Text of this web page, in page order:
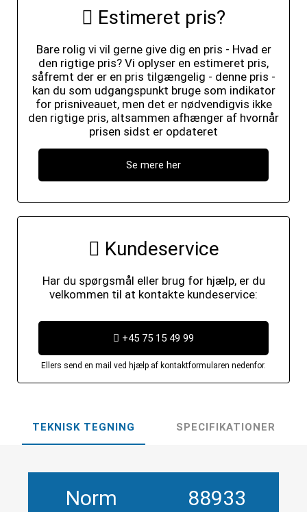
Estimeret pris?
Bare rolig vi vil gerne give dig en pris - Hvad er
den rigtige pris? Vi oplyser en estimeret pris,
såfremt der er en pris tilgængelig - denne pris -
kan du som udgangspunkt bruge som indikator
for prisniveauet, men det er nødvendigvis ikke
den rigtige pris, altsammen afhænger af hvornår
prisen sidst er opdateret
Se mere her
Kundeservice
Har du spørgsmål eller brug for hjælp, er du
velkommen til at kontakte kundeservice:
+45 75 15 49 99
Ellers send en mail ved hjælp af kontaktformularen nedenfor.
TEKNISK TEGNING SPECIFIKATIONER
Norm 88933